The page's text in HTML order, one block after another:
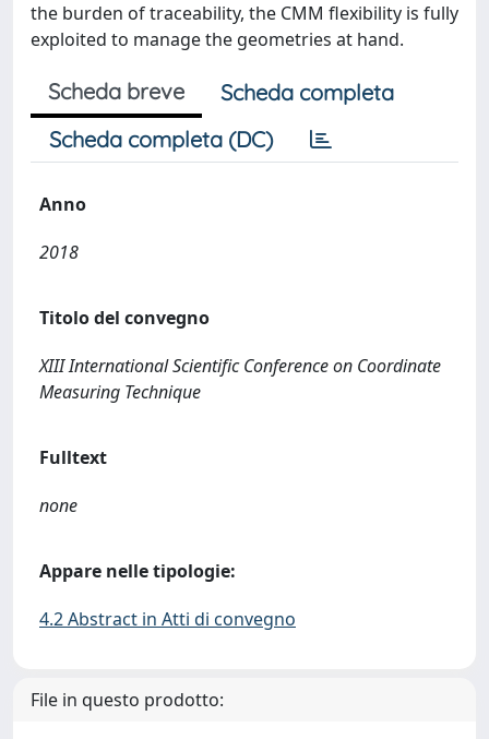
the burden of traceability, the CMM flexibility is fully
exploited to manage the geometries at hand.
Scheda breve
Scheda completa
Scheda completa (DC)
Anno
2018
Titolo del convegno
XIII International Scientific Conference on Coordinate
Measuring Technique
Fulltext
none
Appare nelle tipologie:
4.2 Abstract in Atti di convegno
File in questo prodotto: